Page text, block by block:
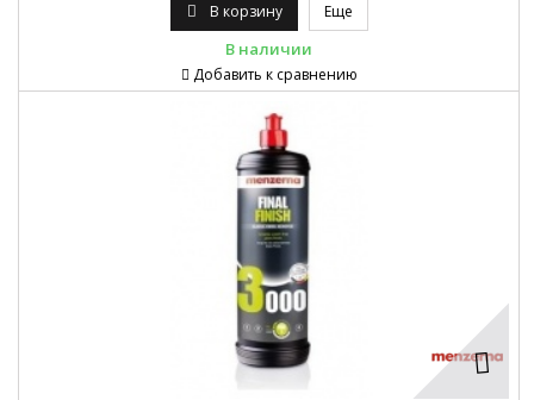
В корзину Еще
В наличии
Добавить к сравнению